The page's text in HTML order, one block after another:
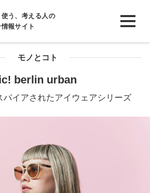
う、考える人の
報サイト
モノとコト
berlin urban
パイアされたアイウェアシリーズ